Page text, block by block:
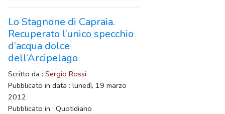
Lo Stagnone di Capraia.
Recuperato l’unico specchio
d’acqua dolce
dell’Arcipelago
Scritto da : Sergio Rossi
Pubblicato in data : lunedì, 19 marzo
2012
Pubblicato in : Quotidiano